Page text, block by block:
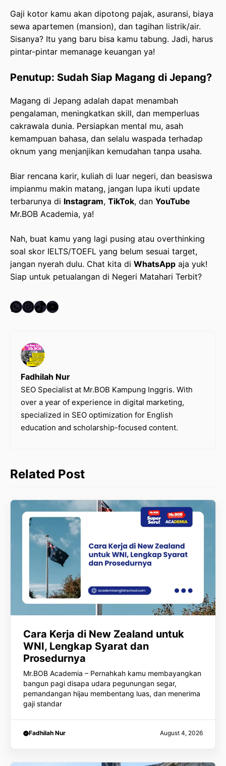
Gaji kotor kamu akan dipotong pajak, asuransi, biaya
sewa apartemen (mansion), dan tagihan listrik/air.
Sisanya? Itu yang baru bisa kamu tabung. Jadi, harus
pintar-pintar memanage keuangan ya!
Penutup: Sudah Siap Magang di Jepang?
Magang di Jepang adalah dapat menambah
pengalaman, meningkatkan skill, dan memperluas
cakrawala dunia. Persiapkan mental mu, asah
kemampuan bahasa, dan selalu waspada terhadap
oknum yang menjanjikan kemudahan tanpa usaha.
Biar rencana karir, kuliah di luar negeri, dan beasiswa
impianmu makin matang, jangan lupa ikuti update
terbarunya di Instagram, TikTok, dan YouTube
Mr.BOB Academia, ya!
Nah, buat kamu yang lagi pusing atau overthinking
soal skor IELTS/TOEFL yang belum sesuai target,
jangan nyerah dulu. Chat kita di WhatsApp aja yuk!
Siap untuk petualangan di Negeri Matahari Terbit?
WhatsApp
Instagram
TikTok
YouTube
Fadhilah Nur
SEO Specialist at Mr.BOB Kampung Inggris. With
over a year of experience in digital marketing,
specialized in SEO optimization for English
education and scholarship-focused content.
Related Post
Cara Kerja di New Zealand untuk
WNI, Lengkap Syarat dan
Prosedurnya
Mr.BOB Academia – Pernahkah kamu membayangkan
bangun pagi disapa udara pegunungan segar,
pemandangan hijau membentang luas, dan menerima
gaji standar
Fadhilah Nur August 4, 2026